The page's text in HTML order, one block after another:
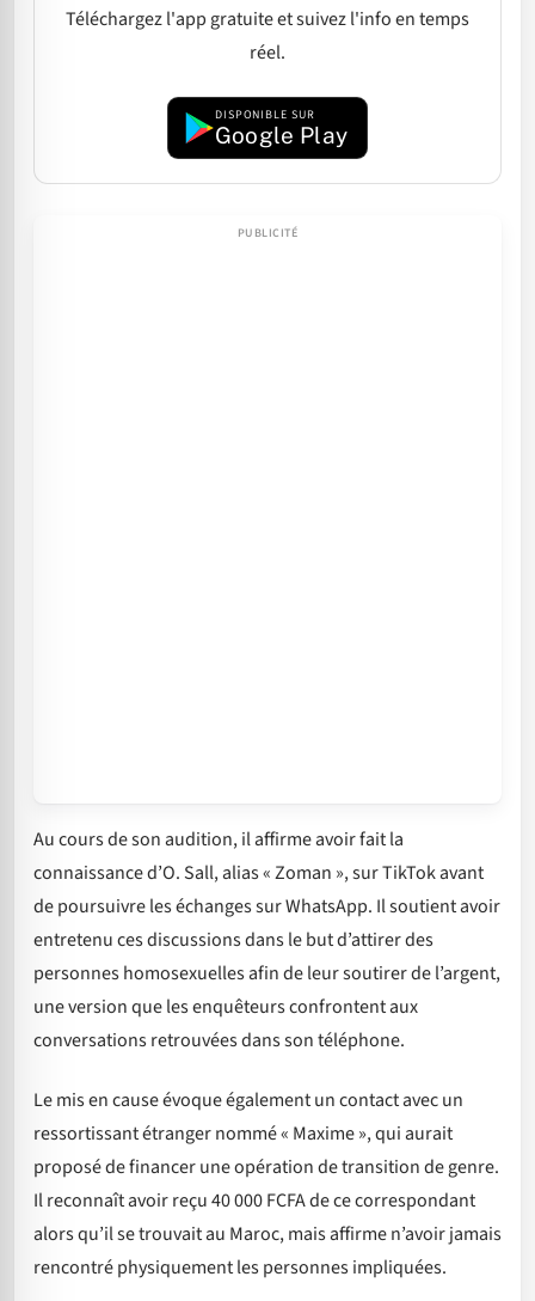
Téléchargez l'app gratuite et suivez l'info en temps
réel.
DISPONIBLE SUR
Google Play
Au cours de son audition, il affirme avoir fait la
connaissance d’O. Sall, alias « Zoman », sur TikTok avant
de poursuivre les échanges sur WhatsApp. Il soutient avoir
entretenu ces discussions dans le but d’attirer des
personnes homosexuelles afin de leur soutirer de l’argent,
une version que les enquêteurs confrontent aux
conversations retrouvées dans son téléphone.
Le mis en cause évoque également un contact avec un
ressortissant étranger nommé « Maxime », qui aurait
proposé de financer une opération de transition de genre.
Il reconnaît avoir reçu 40 000 FCFA de ce correspondant
alors qu’il se trouvait au Maroc, mais affirme n’avoir jamais
rencontré physiquement les personnes impliquées.